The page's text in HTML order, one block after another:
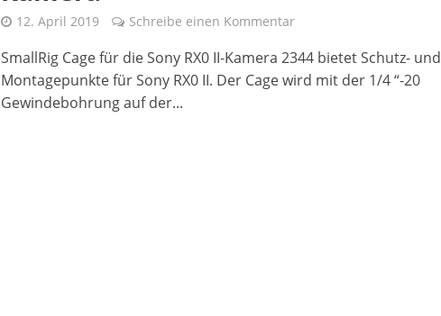
12. April 2019 Schreibe einen Kommentar
SmallRig Cage für die Sony RX0 II-Kamera 2344 bietet Schutz- und
Montagepunkte für Sony RX0 II. Der Cage wird mit der 1/4 “-20
Gewindebohrung auf der...